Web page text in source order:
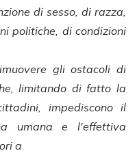
di sesso, di razza,
politiche, di condizioni
gli ostacoli di
limitando di fatto la
impediscono il
umana e l'effettiva
a